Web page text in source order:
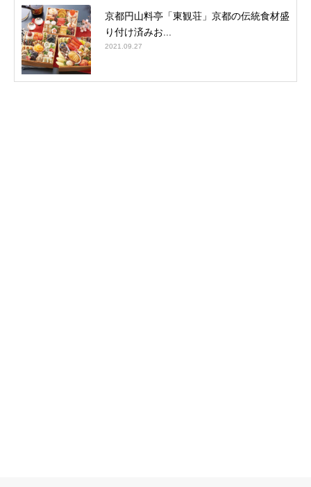
京都円山料亭「東観荘」京都の伝統食材盛
り付け済みお...
2021.09.27